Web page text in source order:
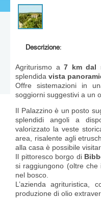
Descrizione:
Agriturismo a7 km dal
splendida vista
Offre sistemazioni in
soggiorni suggestivi a un
Il Palazzino è un posto
splendidi angoli a
valorizzato la veste
area, risalente agli
alla casa è possibile
Il pittoresco borgo di
si raggiungono (oltre
nel bosco.
L’azienda agrituristica,
produzione di olio